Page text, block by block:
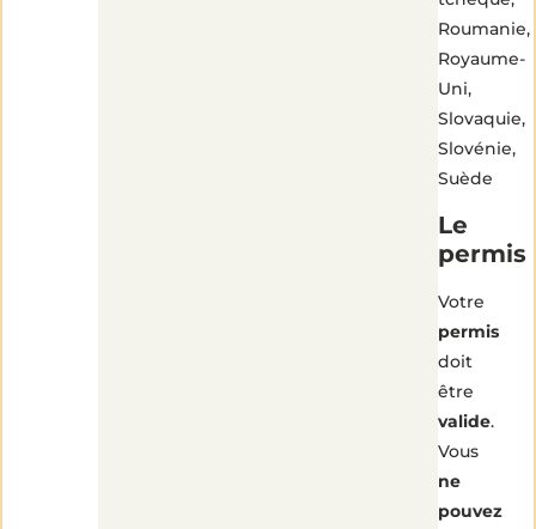
Roumanie,
Royaume-
Uni,
Slovaquie,
Slovénie,
Suède
Le
permis
Votre
permis
doit
être
valide.
Vous
ne
pouvez